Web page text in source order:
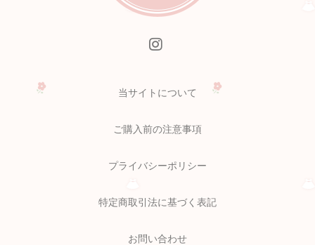
当サイトについて
ご購入前の注意事項
プライバシーポリシー
特定商取引法に基づく表記
お問い合わせ